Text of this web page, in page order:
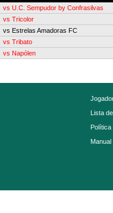
vs U.C. Sempudor by Confrasilvas
vs Tricolor
vs Estrelas Amadoras FC
vs Tribato
vs Napólen
Lista
Política